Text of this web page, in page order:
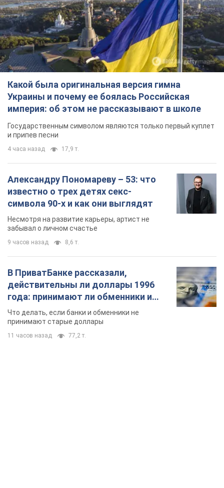
Какой была оригинальная версия гимна
Украины и почему ее боялась Российская
империя: об этом не рассказывают в школе
Государственным символом являются только первый куплет
и припев песни
4 часа назад 17,9 т.
Александру Пономареву – 53: что
известно о трех детях секс-
символа 90-х и как они выглядят
Несмотря на развитие карьеры, артист не
забывал о личном счастье
9 часов назад 8,6 т.
В ПриватБанке рассказали,
действительны ли доллары 1996
года: принимают ли обменники и
банки такие купюры
Что делать, если банки и обменники не
принимают старые доллары
11 часов назад 77,2 т.